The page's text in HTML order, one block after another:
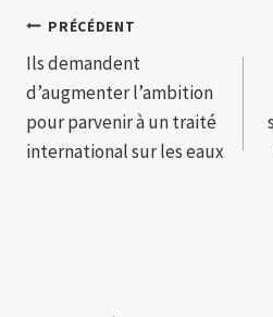
Navigation
de
l’article
PRÉCÉDENT
Ils demandent
d’augmenter l’ambition
pour parvenir à un traité
international sur les eaux